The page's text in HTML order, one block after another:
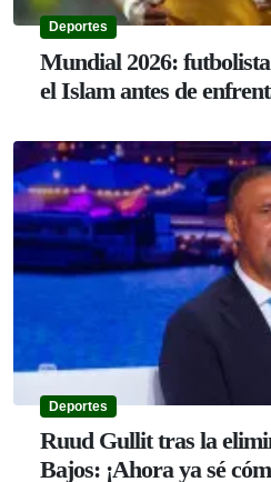
Deportes
Mundial 2026:
el Islam antes de
Deportes
Ruud Gullit tras la
Bajos: ¡Ahora ya sé